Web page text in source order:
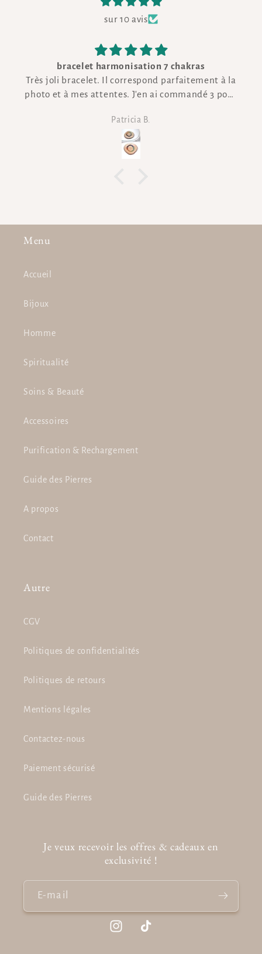
sur 10 avis
bracelet harmonisation 7 chakras
Très joli bracelet. Il correspond parfaitement à la
photo et à mes attentes. J'en ai commandé 3 pour
Je les ai reçus rapidement accompagnés d'un
charmant cadeau que j'ai également beaucoup
apprécié, merci !
Patricia B.
Menu
Accueil
Bijoux
Homme
Spiritualité
Soins & Beauté
Accessoires
Purification & Rechargement
Guide des Pierres
A propos
Contact
Autre
CGV
Politiques de confidentialités
Politiques de retours
Mentions légales
Contactez-nous
Paiement sécurisé
Guide des Pierres
Je veux recevoir les offres & cadeaux en
exclusivité !
E-mail
InstagramTikTok